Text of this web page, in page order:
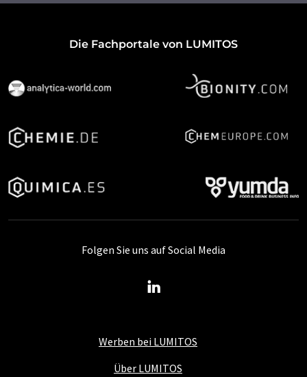
Die Fachportale von LUMITOS
Werben bei LUMITOS
Über LUMITOS
Folgen Sie uns auf Social Media